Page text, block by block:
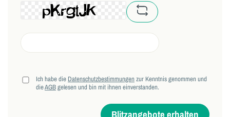
Ich habe die Datenschutzbestimmungen zur Kenntnis genommen und
dieAGBgelesen und bin mit ihnen einverstanden.